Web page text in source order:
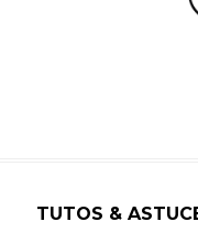
TUTOS &